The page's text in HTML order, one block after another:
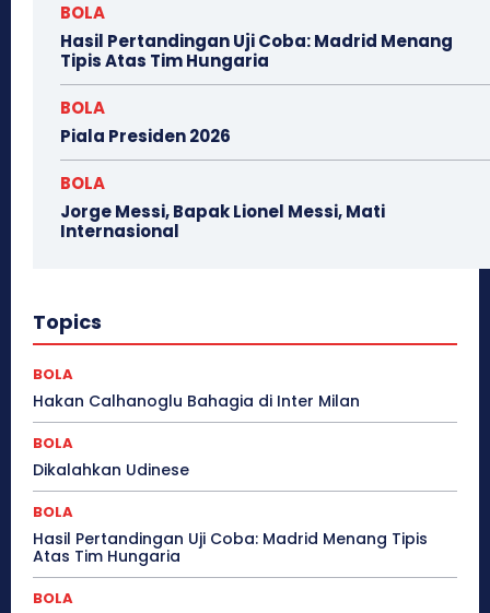
BOLA
Hasil Pertandingan Uji Coba: Madrid Menang
Tipis Atas Tim Hungaria
BOLA
Piala Presiden 2026
BOLA
Jorge Messi, Bapak Lionel Messi, Mati
Internasional
Topics
BOLA
Hakan Calhanoglu Bahagia di Inter Milan
BOLA
Dikalahkan Udinese
BOLA
Hasil Pertandingan Uji Coba: Madrid Menang Tipis
Atas Tim Hungaria
BOLA